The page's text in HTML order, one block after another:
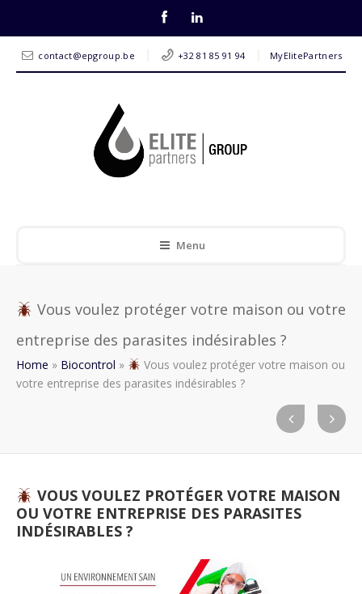
contact@epgroup.be +32 81 85 91 94 MyElitePartners
Menu
Vous voulez protéger votre maison ou votre
entreprise des parasites indésirables ?
Home » Biocontrol »
Vous voulez protéger votre maison ou
votre entreprise des parasites indésirables ?
VOUS VOULEZ PROTÉGER VOTRE MAISON
OU VOTRE ENTREPRISE DES PARASITES
INDÉSIRABLES ?